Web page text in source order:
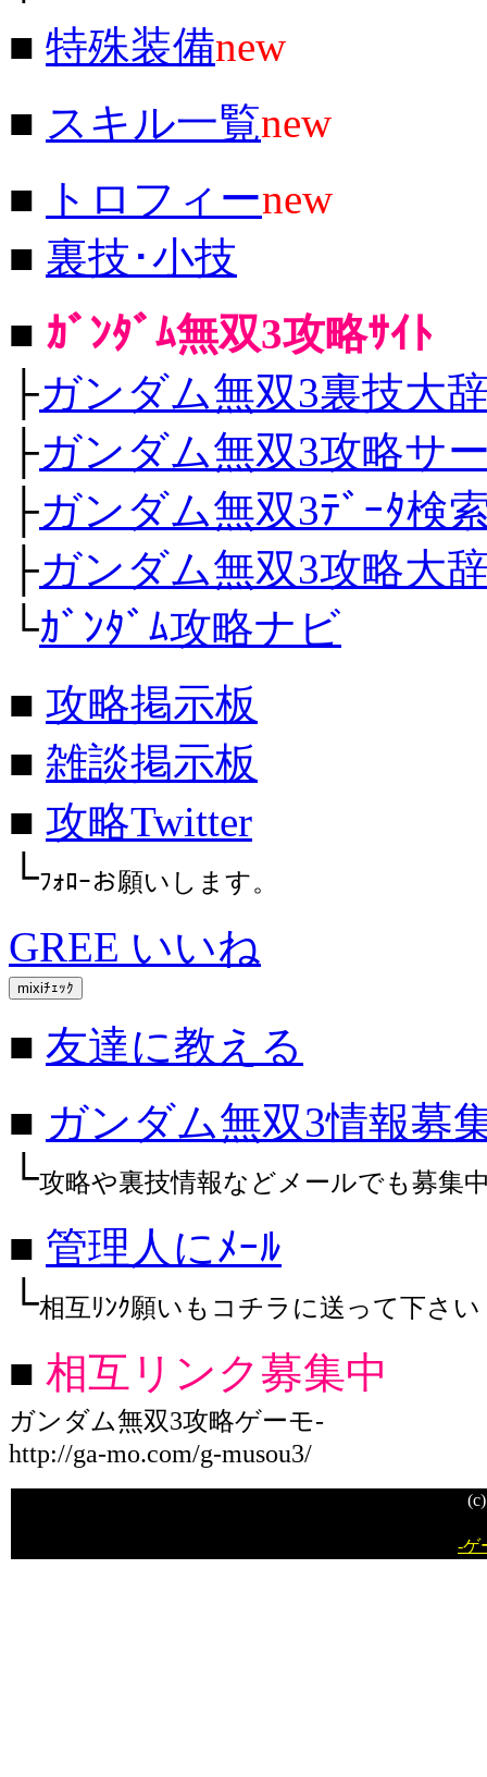
■ 特殊装備new
■ スキル一覧new
■
トロフィーnew
■ 裏技･小技
■ ｶﾞﾝﾀﾞﾑ無双3攻略ｻｲﾄ
├ガンダム無双3裏技大
├ガンダム無双3攻略サ
├ガンダム無双3ﾃﾞｰﾀ検
├ガンダム無双3攻略大
└ｶﾞﾝﾀﾞﾑ攻略ナビ
■ 攻略掲示板
■ 雑談掲示板
■ 攻略Twitter
└ﾌｫﾛｰお願いします。
GREE いいね
■ 友達に教える
■ ガンダム無双3情報募
└攻略や裏技情報などメールでも募集
■ 管理人にﾒｰﾙ
└相互ﾘﾝｸ願いもコチラに送って下さい
■ 相互リンク募集中
ガンダム無双3攻略ゲーモ-
http://ga-mo.com/g-musou3/
(c)
-ゲ